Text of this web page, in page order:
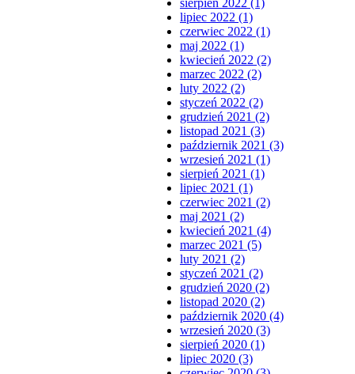
sierpień 2022 (1)
lipiec 2022 (1)
czerwiec 2022 (1)
maj 2022 (1)
kwiecień 2022 (2)
marzec 2022 (2)
luty 2022 (2)
styczeń 2022 (2)
grudzień 2021 (2)
listopad 2021 (3)
październik 2021 (3)
wrzesień 2021 (1)
sierpień 2021 (1)
lipiec 2021 (1)
czerwiec 2021 (2)
maj 2021 (2)
kwiecień 2021 (4)
marzec 2021 (5)
luty 2021 (2)
styczeń 2021 (2)
grudzień 2020 (2)
listopad 2020 (2)
październik 2020 (4)
wrzesień 2020 (3)
sierpień 2020 (1)
lipiec 2020 (3)